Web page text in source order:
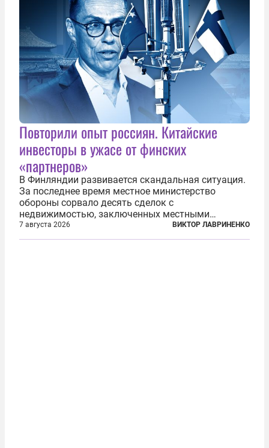
Повторили опыт россиян. Китайские
инвесторы в ужасе от финских
«партнеров»
В Финляндии развивается скандальная ситуация.
За последнее время местное министерство
обороны сорвало десять сделок с
недвижимостью, заключенных местными
фирмами с китайским капиталом. Чиновники
заявили, что они могли заключаться с целью
7 августа 2026 ВИКТОР ЛАВРИНЕНКО